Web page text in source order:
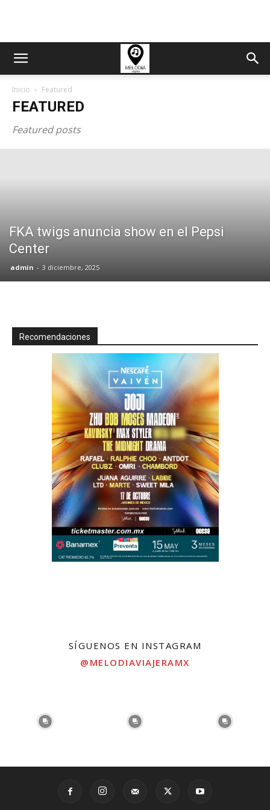
Inicio Featured
FEATURED
Featured posts
FKA twigs anuncia show en el Pepsi
Center
admin - 3 diciembre, 2025
Recomendaciones
SÍGUENOS EN INSTAGRAM
@MELODIAVIAJERAMX